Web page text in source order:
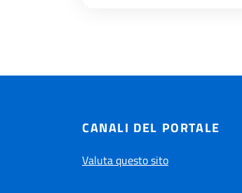
CANALI DEL PORTALE
Valuta questo sito